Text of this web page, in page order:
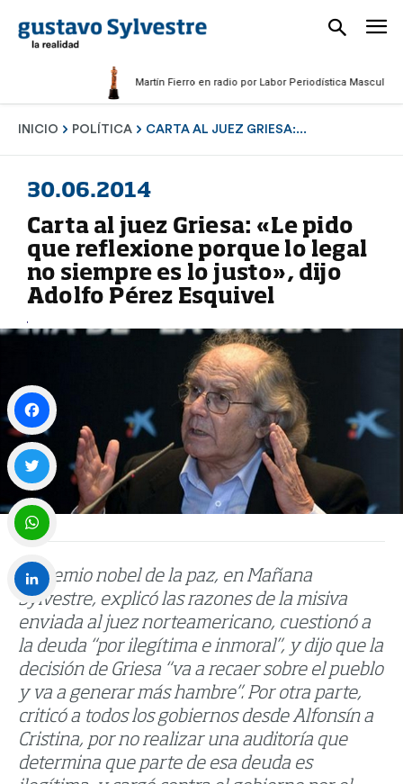
Martín Fierro en radio por Labor Periodística Masculina 2025
INICIO POLÍTICA CARTA AL JUEZ GRIESA:...
30.06.2014
Carta al juez Griesa: «Le pido
que reflexione porque lo legal
no siempre es lo justo», dijo
Adolfo Pérez Esquivel
El premio nobel de la paz, en Mañana
Sylvestre, explicó las razones de la misiva
enviada al juez norteamericano, cuestionó a
la deuda “por ilegítima e inmoral”, y dijo que la
decisión de Griesa “va a recaer sobre el pueblo
y va a generar más hambre”. Por otra parte,
criticó a todos los gobiernos desde Alfonsín a
Cristina, por no realizar una auditoría que
determina que parte de esa deuda es
Facebook
Twitter
WhatsApp
LinkedIn